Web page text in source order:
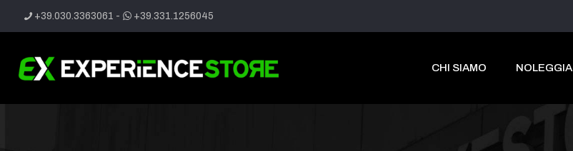
+39.030.3363061 - +39.331.1256045
CHI SIAMO NOLEGGIA